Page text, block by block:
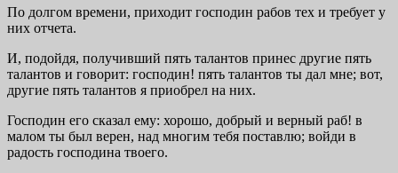
По долгом времени, приходит господин рабов тех и требует у
них отчета.
И, подойдя, получивший пять талантов принес другие пять
талантов и говорит: господин! пять талантов ты дал мне; вот,
другие пять талантов я приобрел на них.
Господин его сказал ему: хорошо, добрый и верный раб! в
малом ты был верен, над многим тебя поставлю; войди в
радость господина твоего.